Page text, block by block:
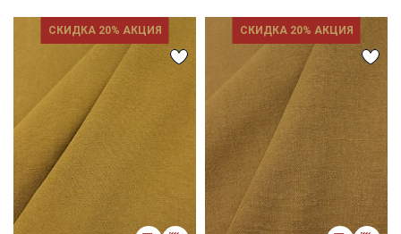
СКИДКА 20% АКЦИЯ СКИДКА 20% АКЦИЯ
категории тканей
Электронная почта
Подписаться
Ознакомлен(а) с
Политикой обработки персональных
данных
и даю Согласие на обработку персональных
данных